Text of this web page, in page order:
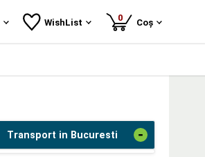
WishList 0produse
Coș
Transport in Bucuresti -